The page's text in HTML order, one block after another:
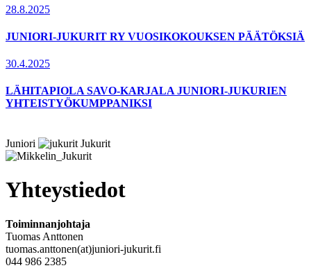
28.8.2025
JUNIORI-JUKURIT RY VUOSIKOKOUKSEN PÄÄTÖKSIÄ
30.4.2025
LÄHITAPIOLA SAVO-KARJALA JUNIORI-JUKURIEN
YHTEISTYÖKUMPPANIKSI
Juniori Jukurit
Yhteystiedot
Toiminnanjohtaja
Tuomas Anttonen
tuomas.anttonen(at)juniori-jukurit.fi
044 986 2385